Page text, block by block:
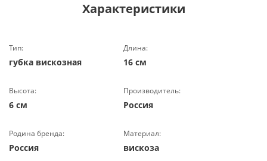
Характеристики
Тип:
губка вискозная
Длина:
16 см
Высота:
6 см
Производитель:
Россия
Родина бренда:
Россия
Материал:
вискоза